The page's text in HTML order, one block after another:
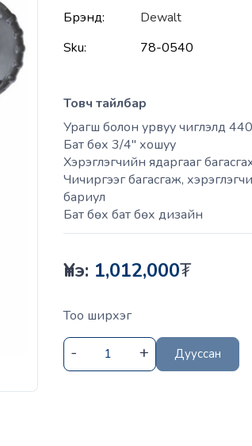
Брэнд:
Dewalt
Sku:
78-0540
Товч тайлбар
Урагш болон урвуу чиглэлд
Бат бөх 3/4'' хошуу
Хэрэглэгчийн ядаргааг
Чичиргээг багасгаж,
бариул
Бат бөх бат бөх дизайн
Үнэ: 1,012,000₮
Тоо ширхэг
Дууссан